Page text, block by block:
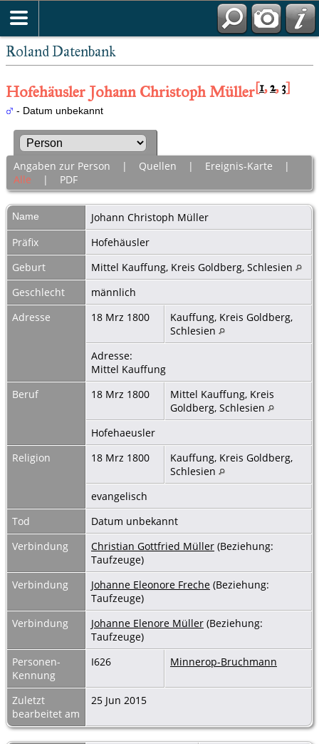
Roland Datenbank
Hofehäusler Johann Christoph Müller[1,2,3]
- Datum unbekannt
Angaben zur Person | Quellen | Ereignis-Karte |
Alle | PDF
Name Johann Christoph Müller
Präfix
Hofehäusler
Geburt
Mittel Kauffung, Kreis Goldberg, Schlesien
Geschlecht
männlich
Adresse
18 Mrz 1800
Kauffung, Kreis Goldberg,
Schlesien
Adresse:
Mittel Kauffung
Beruf
18 Mrz 1800
Mittel Kauffung, Kreis
Goldberg, Schlesien
Hofehaeusler
Religion
18 Mrz 1800
Kauffung, Kreis Goldberg,
Schlesien
evangelisch
Tod
Datum unbekannt
Verbindung
Christian Gottfried Müller (Beziehung:
Taufzeuge)
Verbindung
Johanne Eleonore Freche (Beziehung:
Taufzeuge)
Verbindung
Johanne Elenore Müller (Beziehung:
Taufzeuge)
Personen-
Kennung
I626 Minnerop-Bruchmann
Zuletzt
bearbeitet am
25 Jun 2015